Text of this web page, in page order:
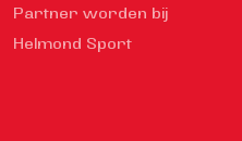
Partner worden bij
Helmond Sport